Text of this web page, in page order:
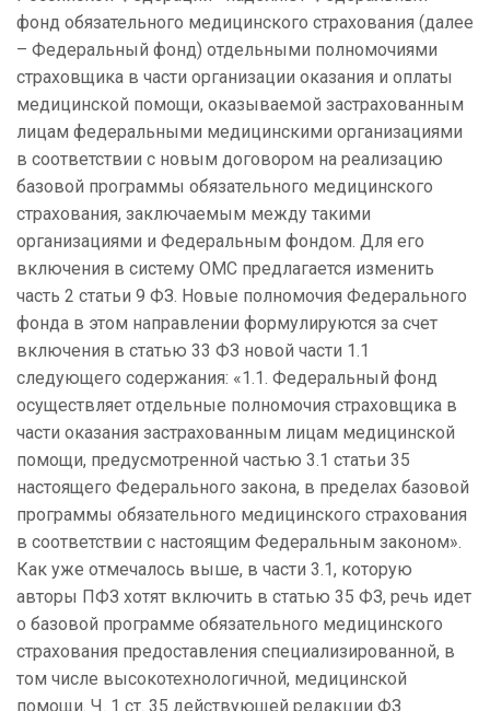
фонд обязательного медицинского страхования (далее
– Федеральный фонд) отдельными полномочиями
страховщика в части организации оказания и оплаты
медицинской помощи, оказываемой застрахованным
лицам федеральными медицинскими организациями
в соответствии с новым договором на реализацию
базовой программы обязательного медицинского
страхования, заключаемым между такими
организациями и Федеральным фондом. Для его
включения в систему ОМС предлагается изменить
часть 2 статьи 9 ФЗ. Новые полномочия Федерального
фонда в этом направлении формулируются за счет
включения в статью 33 ФЗ новой части 1.1
следующего содержания: «1.1. Федеральный фонд
осуществляет отдельные полномочия страховщика в
части оказания застрахованным лицам медицинской
помощи, предусмотренной частью 3.1 статьи 35
настоящего Федерального закона, в пределах базовой
программы обязательного медицинского страхования
в соответствии с настоящим Федеральным законом».
Как уже отмечалось выше, в части 3.1, которую
авторы ПФЗ хотят включить в статью 35 ФЗ, речь идет
о базовой программе обязательного медицинского
страхования предоставления специализированной, в
том числе высокотехнологичной, медицинской
помощи. Ч. 1 ст. 35 действующей редакции ФЗ